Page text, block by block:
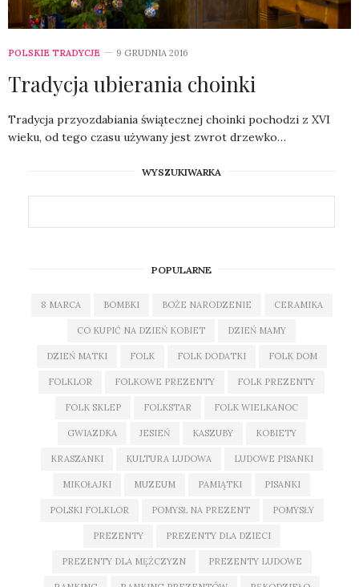
POLSKIE TRADYCJE 9 GRUDNIA 2016
Tradycja ubierania choinki
Tradycja przyozdabiania świątecznej choinki pochodzi z XVI
wieku, od tego czasu używany jest zwrot drzewko…
WYSZUKIWARKA
POPULARNE
8 MARCA BOMBKI BOŻE NARODZENIE CERAMIKA
CO KUPIĆ NA DZIEŃ KOBIET DZIEŃ MAMY
DZIEŃ MATKI FOLK FOLK DODATKI FOLK DOM
FOLKLOR FOLKOWE PREZENTY FOLK PREZENTY
FOLK SKLEP FOLKSTAR FOLK WIELKANOC
GWIAZDKA JESIEŃ KASZUBY KOBIETY
KRASZANKI KULTURA LUDOWA LUDOWE PISANKI
MIKOŁAJKI MUZEUM PAMIĄTKI PISANKI
POLSKI FOLKLOR POMYSŁ NA PREZENT POMYSŁY
PREZENTY PREZENTY DLA DZIECI
PREZENTY DLA MĘŻCZYZN PREZENTY LUDOWE